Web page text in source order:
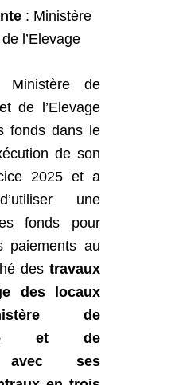
: Ministère
l’Elevage
Ministère de
de l’Elevage
fonds dans le
de son
2025 et a
une
fonds pour
paiements au
destravaux
des locaux
de
et de
avec ses